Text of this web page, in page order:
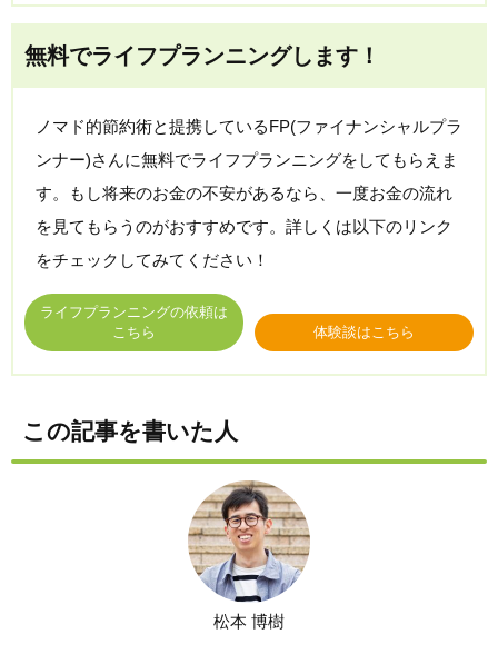
無料でライフプランニングします！
ノマド的節約術と提携しているFP(ファイナンシャルプラ
ンナー)さんに無料でライフプランニングをしてもらえま
す。もし将来のお金の不安があるなら、一度お金の流れ
を見てもらうのがおすすめです。詳しくは以下のリンク
をチェックしてみてください！
ライフプランニングの依頼は
こちら
体験談はこちら
この記事を書いた人
松本 博樹